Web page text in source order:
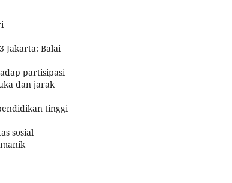
Jakarta: Balai
partisipasi
dan jarak
tinggi
sosial